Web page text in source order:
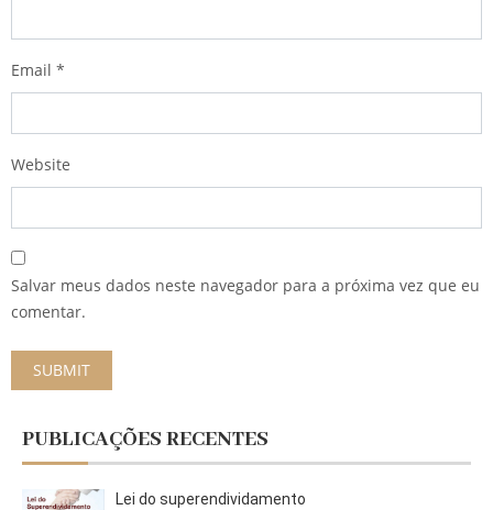
Email *
Website
Salvar meus dados neste navegador para a próxima vez que eu
comentar.
PUBLICAÇÕES RECENTES
Lei do superendividamento